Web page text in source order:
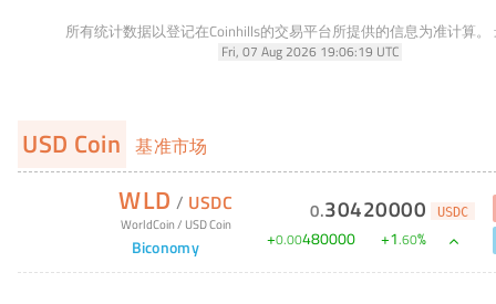
所有统计数据以登记在Coinhills的交易平台所提供的信息为准计算。
Fri, 07 Aug 2026 19:06:19 UTC
USD Coin 基准市场
WLD / USDC
WorldCoin/ USD Coin
Biconomy
0.30420000 USDC
+0.00480000 +1.60%